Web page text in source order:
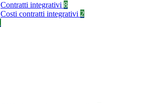
Contratti integrativi 8
Costi contratti integrativi 2